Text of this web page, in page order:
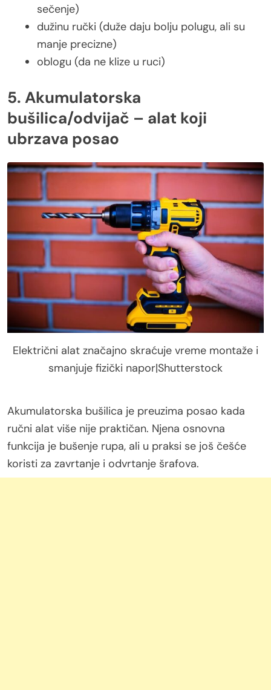
sečenje)
dužinu ručki (duže daju bolju polugu, ali su
manje precizne)
oblogu (da ne klize u ruci)
5. Akumulatorska
bušilica/odvijač – alat koji
ubrzava posao
Električni alat značajno skraćuje vreme montaže i
smanjuje fizički napor|Shutterstock
Akumulatorska bušilica je preuzima posao kada
ručni alat više nije praktičan. Njena osnovna
funkcija je bušenje rupa, ali u praksi se još češće
koristi za zavrtanje i odvrtanje šrafova.